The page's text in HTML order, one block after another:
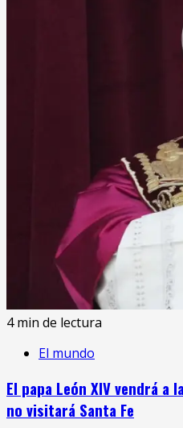
4 min de lectura
El mundo
El papa León XIV vendrá a
no visitará Santa Fe